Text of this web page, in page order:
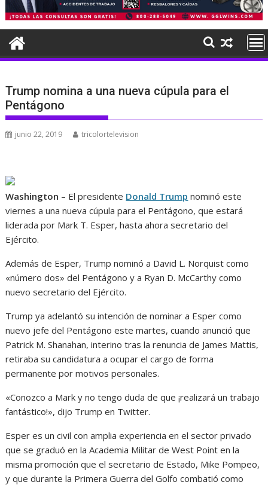
Trump nomina a una nueva cúpula para el
Pentágono
junio 22, 2019 tricolortelevision
Washington – El presidente Donald Trump nominó este
viernes a una nueva cúpula para el Pentágono, que estará
liderada por Mark T. Esper, hasta ahora secretario del
Ejército.
Además de Esper, Trump nominó a David L. Norquist como
«número dos» del Pentágono y a Ryan D. McCarthy como
nuevo secretario del Ejército.
Trump ya adelantó su intención de nominar a Esper como
nuevo jefe del Pentágono este martes, cuando anunció que
Patrick M. Shanahan, interino tras la renuncia de James Mattis,
retiraba su candidatura a ocupar el cargo de forma
permanente por motivos personales.
«Conozco a Mark y no tengo duda de que ¡realizará un trabajo
fantástico!», dijo Trump en Twitter.
Esper es un civil con amplia experiencia en el sector privado
que se graduó en la Academia Militar de West Point en la
misma promoción que el secretario de Estado, Mike Pompeo,
y que durante la Primera Guerra del Golfo combatió como